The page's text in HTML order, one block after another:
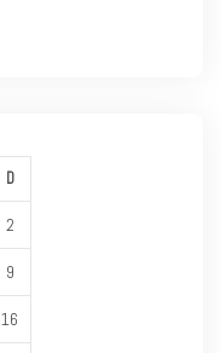
D
2
9
16